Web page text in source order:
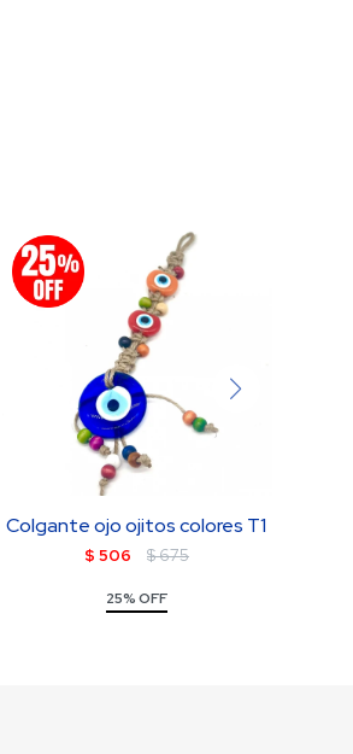
Colgante ojo ojitos colores T1
$ 506 $675
25% OFF